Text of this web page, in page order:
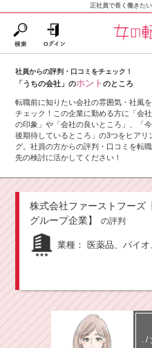
正社員で長く働きた
社員からの評判・口コミをチェック！
「うちの会社」のホントのところ
転職前に知りたい会社の雰囲気・社風を
チェック！この企業に勤める方に「会社
の印象」や「会社の良いところ」、「今
後期待しているところ」の3つをヒアリ
グ。社員の方からの評判・口コミを転職
先の検討に活かしてください！
株式会社ファーストフーズ
グループ企業】
の評判
業種： 医薬品、バイオ
. /